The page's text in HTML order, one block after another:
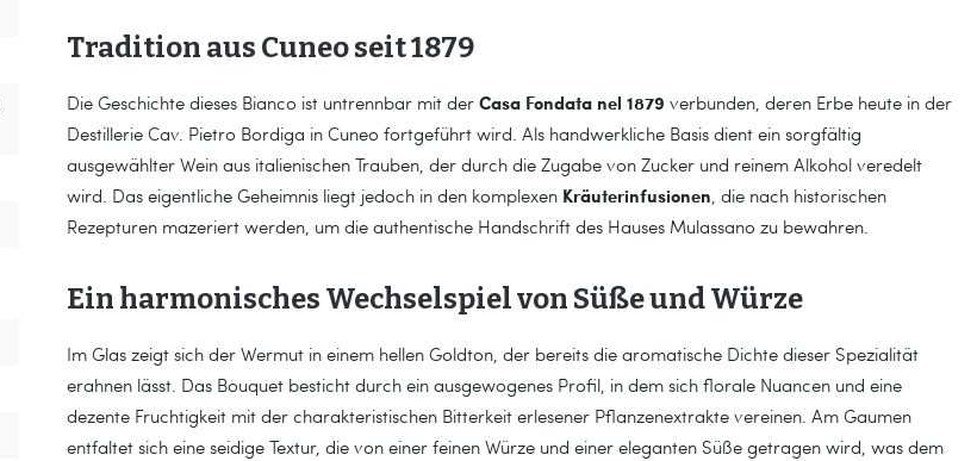
Tradition aus Cuneo seit 1879
Die Geschichte dieses Bianco ist untrennbar mit der Casa Fondata nel 1879 verbunden, deren Erbe heute in der
Destillerie Cav. Pietro Bordiga in Cuneo fortgeführt wird. Als handwerkliche Basis dient ein sorgfältig
ausgewählter Wein aus italienischen Trauben, der durch die Zugabe von Zucker und reinem Alkohol veredelt
wird. Das eigentliche Geheimnis liegt jedoch in den komplexen Kräuterinfusionen, die nach historischen
Rezepturen mazeriert werden, um die authentische Handschrift des Hauses Mulassano zu bewahren.
Ein harmonisches Wechselspiel von Süße und Würze
Im Glas zeigt sich der Wermut in einem hellen Goldton, der bereits die aromatische Dichte dieser Spezialität
erahnen lässt. Das Bouquet besticht durch ein ausgewogenes Profil, in dem sich florale Nuancen und eine
dezente Fruchtigkeit mit der charakteristischen Bitterkeit erlesener Pflanzenextrakte vereinen. Am Gaumen
entfaltet sich eine seidige Textur, die von einer feinen Würze und einer eleganten Süße getragen wird, was dem